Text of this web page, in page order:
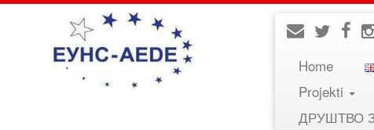
Home
Projekti
ДРУШТВО